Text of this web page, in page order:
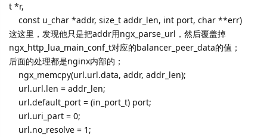
t *r,
const u_char *addr, size_t addr_len, int port, char **err)
这这里，发现他只是把addr用ngx_parse_url，然后覆盖掉
ngx_http_lua_main_conf_t对应的balancer_peer_data的值；
后面的处理都是nginx内部的；
ngx_memcpy(url.url.data, addr, addr_len);
url.url.len = addr_len;
url.default_port = (in_port_t) port;
url.uri_part = 0;
url.no_resolve = 1;